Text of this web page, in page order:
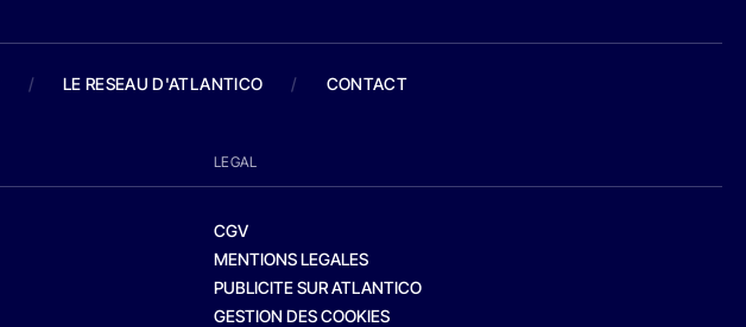
/ LE RESEAU D'ATLANTICO / CONTACT
LEGAL
CGV
MENTIONS LEGALES
PUBLICITE SUR ATLANTICO
GESTION DES COOKIES